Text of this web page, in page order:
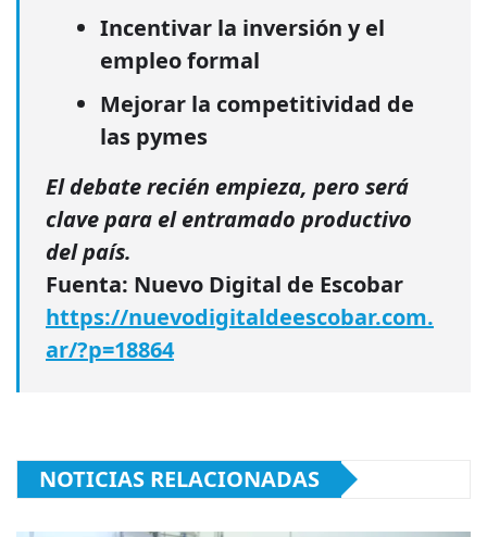
Incentivar la inversión y el
empleo formal
Mejorar la competitividad de
las pymes
El debate recién empieza, pero será
clave para el entramado productivo
del país.
Fuenta: Nuevo Digital de Escobar
https://nuevodigitaldeescobar.com.
ar/?p=18864
NOTICIAS RELACIONADAS